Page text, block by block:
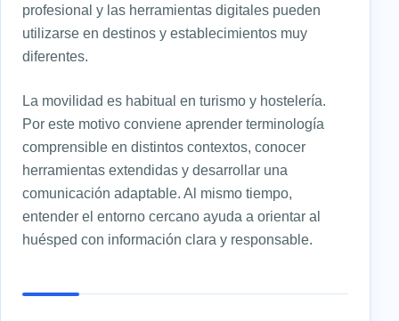
profesional y las herramientas digitales pueden
utilizarse en destinos y establecimientos muy
diferentes.
La movilidad es habitual en turismo y hostelería.
Por este motivo conviene aprender terminología
comprensible en distintos contextos, conocer
herramientas extendidas y desarrollar una
comunicación adaptable. Al mismo tiempo,
entender el entorno cercano ayuda a orientar al
huésped con información clara y responsable.